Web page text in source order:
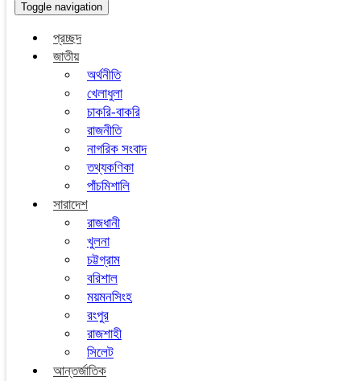
Toggle navigation
প্রচ্ছদ
জাতীয়
অর্থনীতি
খেলাধুলা
চাকরি-বাকরি
রাজনীতি
নাগরিক সংবাদ
তথ্যকণিকা
পাঁচমিশালি
সারাদেশ
রাজধানী
খুলনা
চট্টগ্রাম
বরিশাল
ময়মনসিংহ
রংপুর
রাজশাহী
সিলেট
আন্তর্জাতিক